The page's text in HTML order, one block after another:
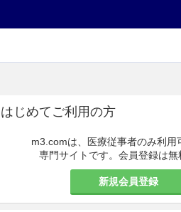
はじめてご利用の方
m3.comは、医療従事者のみ利用
専門サイトです。会員登録は無
新規会員登録